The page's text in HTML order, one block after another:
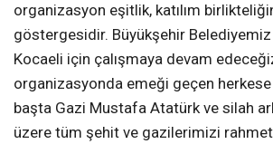
organizasyon eşitlik, katılım
göstergesidir. Büyükşehir
Kocaeli için çalışmaya devam
organizasyonda emeği geçen
başta Gazi Mustafa Atatürk ve silah
üzere tüm şehit ve gazilerimizi